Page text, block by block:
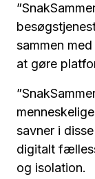
sammen
at gøre
savner i
digitalt
og isolation.